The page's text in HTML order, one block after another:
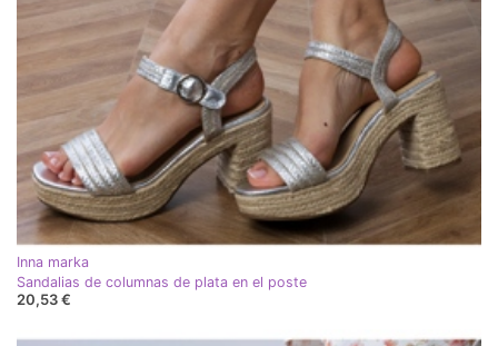
Inna marka
Sandalias de columnas de plata en el poste
20,53 €